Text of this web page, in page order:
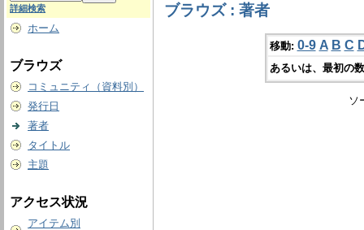
詳細検索
ホーム
ブラウズ
コミュニティ（資料別）
発行日
著者
タイトル
主題
アクセス状況
アイテム別
ブラウズ : 著者
移動: 0-9 A B C
あるいは、最初の
ソ